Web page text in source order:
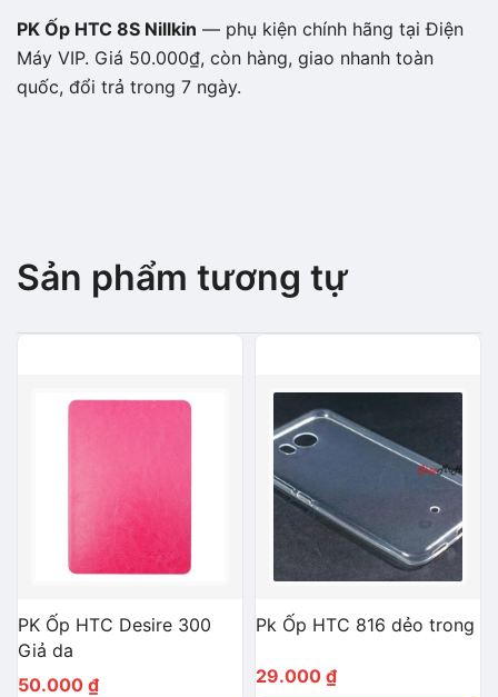
PK Ốp HTC 8S Nillkin — phụ kiện chính hãng tại Điện
Máy VIP. Giá 50.000₫, còn hàng, giao nhanh toàn
quốc, đổi trả trong 7 ngày.
Sản phẩm tương tự
PK Ốp HTC Desire 300
Giả da
50.000 ₫
Pk Ốp HTC 816 dẻo trong
29.000 ₫